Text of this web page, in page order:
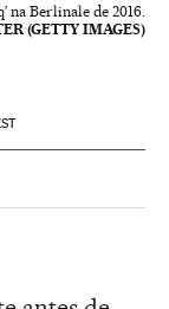
na Berlinale de 2016.
(GETTY IMAGES)